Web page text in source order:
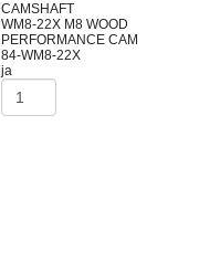
CAMSHAFT
WM8-22X M8 WOOD
PERFORMANCE CAM
84-WM8-22X
ja